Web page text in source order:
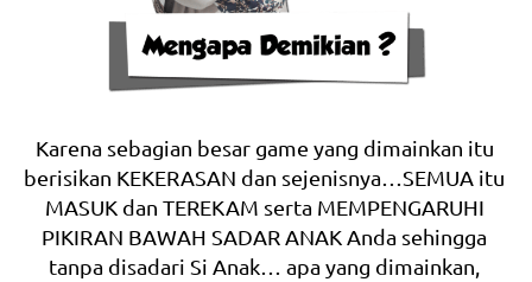
Karena sebagian besar game yang dimainkan itu
berisikan KEKERASAN dan sejenisnya…SEMUA itu
MASUK dan TEREKAM serta MEMPENGARUHI
PIKIRAN BAWAH SADAR ANAK Anda sehingga
tanpa disadari Si Anak… apa yang dimainkan,